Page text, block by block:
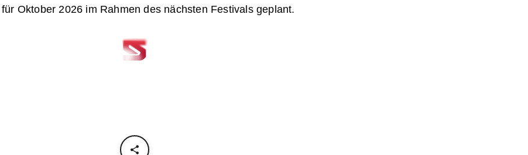
Oktober 2026 im Rahmen des nächsten Festivals geplant.